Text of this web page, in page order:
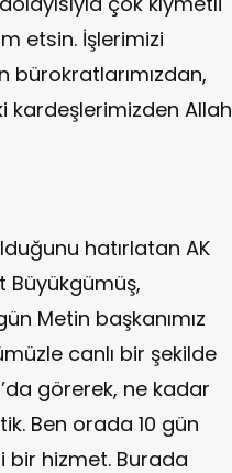
etsin. İşlerimizi
bürokratlarımızdan,
kardeşlerimizden Allah
hatırlatan AK
Büyükgümüş,
Metin başkanımız
canlı bir şekilde
görerek, ne kadar
Ben orada 10 gün
bir hizmet. Burada